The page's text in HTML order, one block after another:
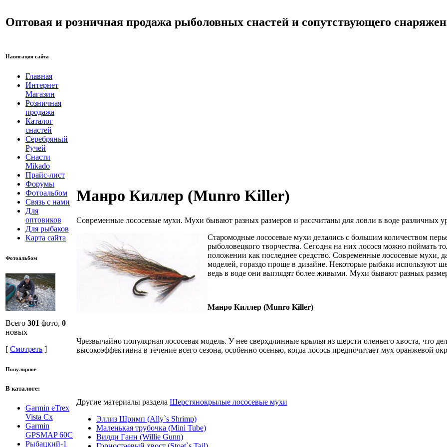
Оптовая и розничная продажа рыболовных снастей и сопутствующего
Навигация сайта
Главная
Интернет
Магазин
Розничная
продажа
Каталог
снастей
Серебряный
Ручей
Снасти
Mikado
Прайс-лист
Форумы
Фотоальбом
Связь с нами
Для
оптовиков
Для рыбаков
Карта сайта
Фотоальбом
Всего 301 фото, 0
новых
[ Смотреть ]
Популярное
В каталоге:
Garmin eTrex
Vista Cx
Garmin
GPSMAP 60C
Рыбацкий-1
Манро Киллер (Munro Killer)
Современные лососевые мухи. Мухи бывают разных размеров и рассчитаны для ловли в воде различных
Старомодные лососевые мухи делались с большим количеством
рыболовецкого творчества. Сегодня на них лосося можно поймать
положении как последнее средство. Современные лососевые мухи,
моделей, гораздо проще в дизайне. Некоторые рыбаки используют
ведь в воде они выглядят более живыми. Мухи бывают разных
Манро Киллер (Munro Killer)
Чрезвычайно популярная лососевая модель. У нее сверхдлинные крылья из шерсти оленьего хвоста, что
высокоэффективна в течение всего сезона, особенно осенью, когда лосось предпочитает мух оранжевой
Другие материалы раздела Шерстянокрылые лососевые мухи
Эллиз Шримп (Ally`s Shrimp)
Маленькая трубочка (Mini Tube)
Вилди Ганн (Willie Gunn)